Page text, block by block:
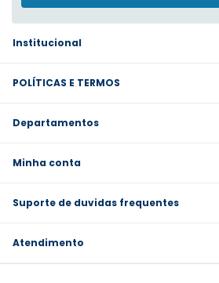
Institucional
POLÍTICAS E TERMOS
Departamentos
Minha conta
Suporte de duvidas frequentes
Atendimento